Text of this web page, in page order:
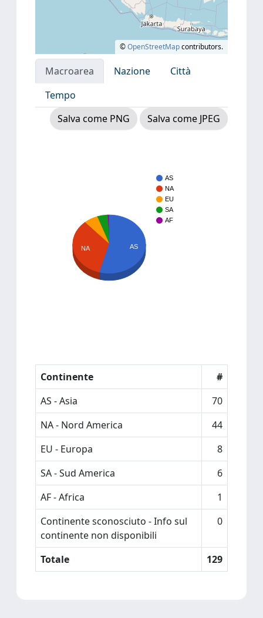
©OpenStreetMapcontributors.
Macroarea Nazione
Città
Tempo
Salva come PNG
Salva come JPEG
AS
NA
EU
SA
AF
NA AS
Continente
#
AS - Asia
70
NA - Nord America
44
EU - Europa
8
SA - Sud America
6
AF - Africa
1
Continente sconosciuto - Info sul
continente non disponibili
0
Totale 129